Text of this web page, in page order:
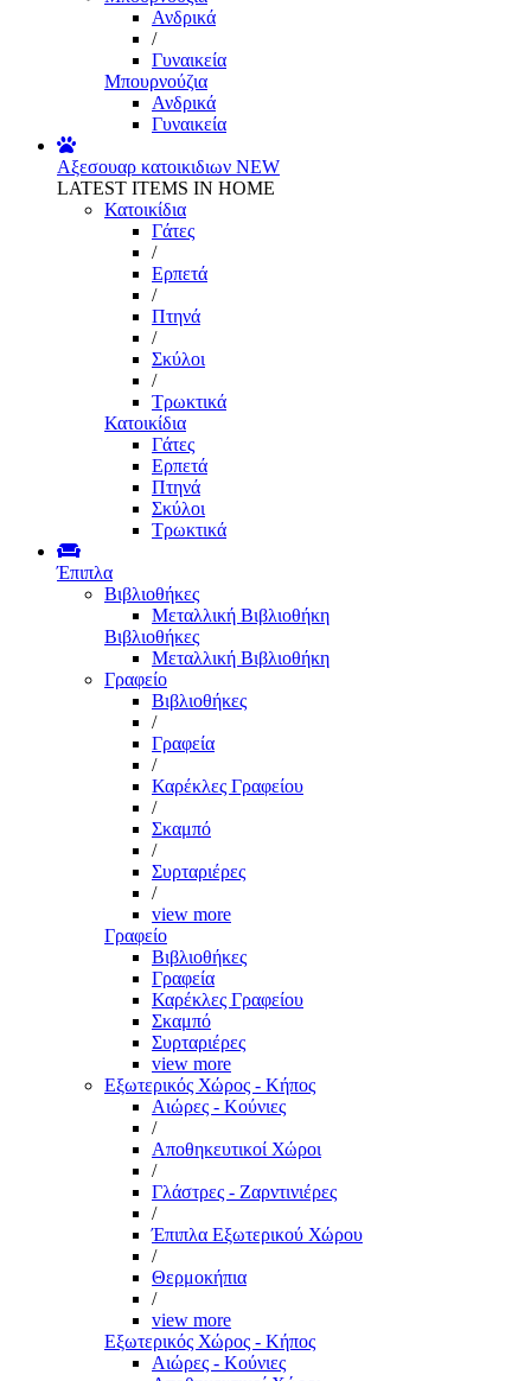
Ανδρικά
/
Γυναικεία
Μπουρνούζια
Ανδρικά
Γυναικεία
Αξεσουαρ κατοικιδιων NEW
LATEST ITEMS IN HOME
Κατοικίδια
Γάτες
/
Ερπετά
/
Πτηνά
/
Σκύλοι
/
Τρωκτικά
Κατοικίδια
Γάτες
Ερπετά
Πτηνά
Σκύλοι
Τρωκτικά
Έπιπλα
Βιβλιοθήκες
Μεταλλική Βιβλιοθήκη
Βιβλιοθήκες
Μεταλλική Βιβλιοθήκη
Γραφείο
Βιβλιοθήκες
/
Γραφεία
/
Καρέκλες Γραφείου
/
Σκαμπό
/
Συρταριέρες
/
view more
Γραφείο
Βιβλιοθήκες
Γραφεία
Καρέκλες Γραφείου
Σκαμπό
Συρταριέρες
view more
Εξωτερικός Χώρος - Κήπος
Αιώρες - Κούνιες
/
Αποθηκευτικοί Χώροι
/
Γλάστρες - Ζαρντινιέρες
/
Έπιπλα Εξωτερικού Χώρου
/
Θερμοκήπια
/
view more
Εξωτερικός Χώρος - Κήπος
Αιώρες - Κούνιες